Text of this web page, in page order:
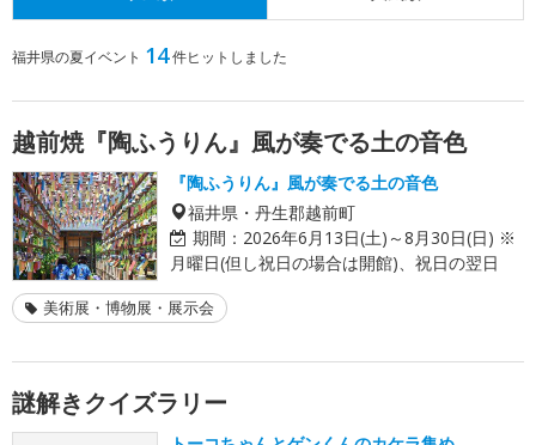
福井県の夏イベント 14件ヒットしました
越前焼『陶ふうりん』風が奏でる土の音色
『陶ふうりん』風が奏でる土の音色
福井県・丹生郡越前町
期間： 2026年6月13日(土)～8月30日(日) ※
月曜日(但し祝日の場合は開館)、祝日の翌日
美術展・博物展・展示会
謎解きクイズラリー